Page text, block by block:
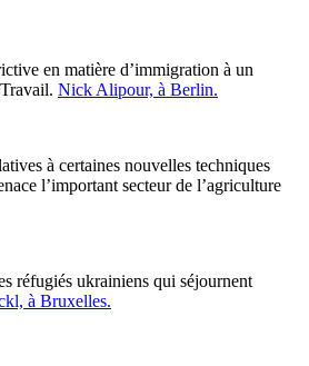
en matière d’immigration à un
Nick Alipour, à Berlin.
à certaines nouvelles techniques
l’important secteur de l’agriculture
réfugiés ukrainiens qui séjournent
à Bruxelles.